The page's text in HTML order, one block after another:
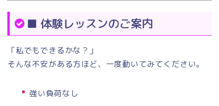
■ 体験レッスンのご案内
「私でもできるかな？」
そんな不安がある方ほど、一度動いてみてください。
強い負荷なし